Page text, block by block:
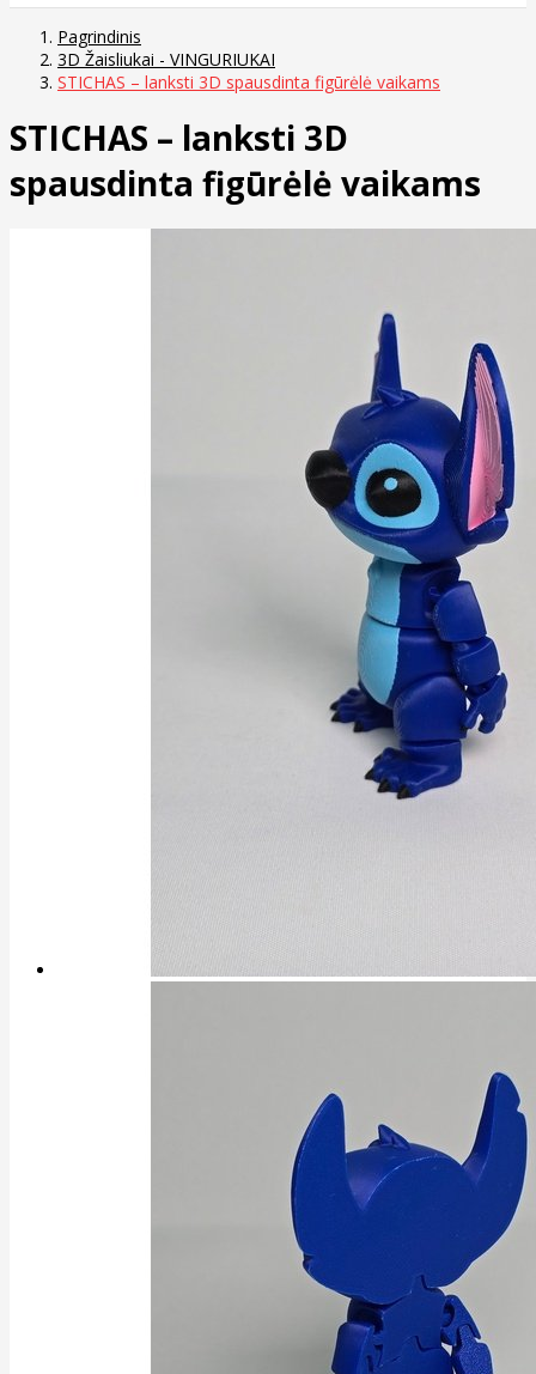
Pagrindinis
3D Žaisliukai - VINGURIUKAI
STICHAS – lanksti 3D spausdinta figūrėlė vaikams
STICHAS – lanksti 3D
spausdinta figūrėlė vaikams